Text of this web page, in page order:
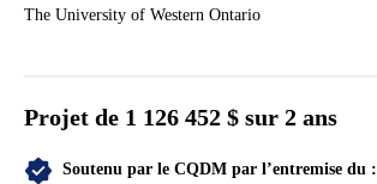
The University of Western Ontario
Projet de 1 126 452 $ sur 2 ans
Soutenu par le CQDM par l’entremise du :